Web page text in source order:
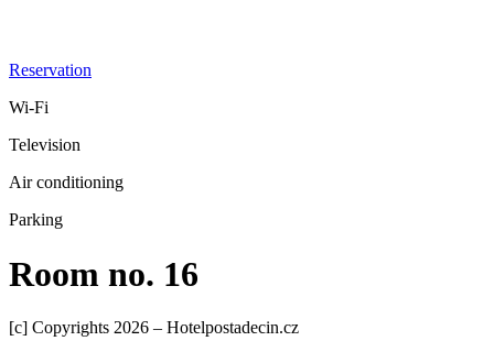
Reservation
Wi-Fi
Television
Air conditioning
Parking
Room no. 16
[c] Copyrights 2026 – Hotelpostadecin.cz